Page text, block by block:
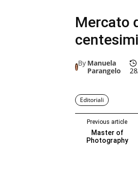
Mercato
By Manuela
Parangelo
Editoriali
Previous article
Master of
Photography